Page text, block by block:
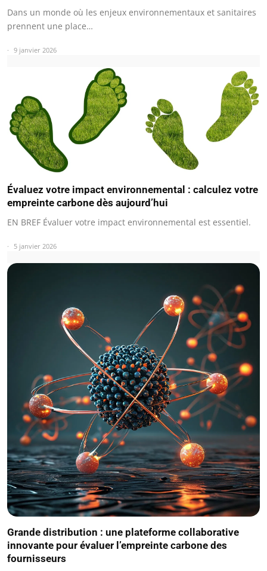
Dans un monde où les enjeux environnementaux et sanitaires
prennent une place…
9 janvier 2026
Évaluez votre impact environnemental : calculez votre
empreinte carbone dès aujourd’hui
EN BREF Évaluer votre impact environnemental est essentiel.
5 janvier 2026
Grande distribution : une plateforme collaborative
innovante pour évaluer l’empreinte carbone des
fournisseurs